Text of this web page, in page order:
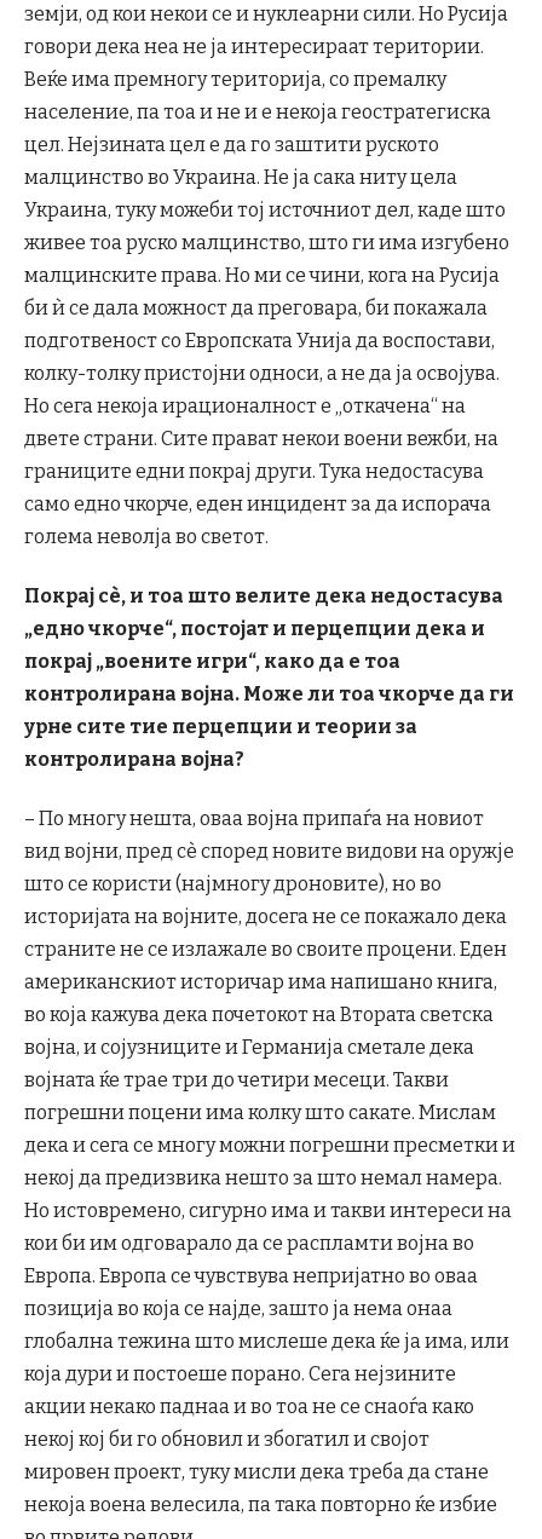
земји, од кои некои се и нуклеарни сили. Но Русија
говори дека неа не ја интересираат територии.
Веќе има премногу територија, со премалку
население, па тоа и не и е некоја геостратегиска
цел. Нејзината цел е да го заштити руското
малцинство во Украина. Не ја сака ниту цела
Украина, туку можеби тој источниот дел, каде што
живее тоа руско малцинство, што ги има изгубено
малцинските права. Но ми се чини, кога на Русија
би ѝ се дала можност да преговара, би покажала
подготвеност со Европската Унија да воспостави,
колку-толку пристојни односи, а не да ја освојува.
Но сега некоја ирационалност е „откачена“ на
двете страни. Сите прават некои воени вежби, на
границите едни покрај други. Тука недостасува
само едно чкорче, еден инцидент за да испорача
голема неволја во светот.
Покрај сè, и тоа што велите дека недостасува
„едно чкорче“, постојат и перцепции дека и
покрај „воените игри“, како да е тоа
контролирана војна. Може ли тоа чкорче да ги
урне сите тие перцепции и теории за
контролирана војна?
– По многу нешта, оваа војна припаѓа на новиот
вид војни, пред сè според новите видови на оружје
што се користи (најмногу дроновите), но во
историјата на војните, досега не се покажало дека
страните не се излажале во своите процени. Еден
американскиот историчар има напишано книга,
во која кажува дека почетокот на Втората светска
војна, и сојузниците и Германија сметале дека
војната ќе трае три до четири месеци. Такви
погрешни поцени има колку што сакате. Мислам
дека и сега се многу можни погрешни пресметки и
некој да предизвика нешто за што немал намера.
Но истовремено, сигурно има и такви интереси на
кои би им одговарало да се распламти војна во
Европа. Европа се чувствува непријатно во оваа
позиција во која се најде, зашто ја нема онаа
глобална тежина што мислеше дека ќе ја има, или
која дури и постоеше порано. Сега нејзините
акции некако паднаа и во тоа не се снаоѓа како
некој кој би го обновил и збогатил и својот
мировен проект, туку мисли дека треба да стане
некоја воена велесила, па така повторно ќе избие